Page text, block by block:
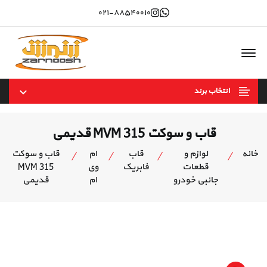
whatsapp
Instagram
۰۲۱-۸۸۵۴۰۰۱۰
انتخاب برند
قاب و سوکت MVM 315 قدیمی
خانه
لوازم و
قطعات
جانبی خودرو
قاب
فابریک
ام
وی
ام
قاب و سوکت
MVM 315
قدیمی